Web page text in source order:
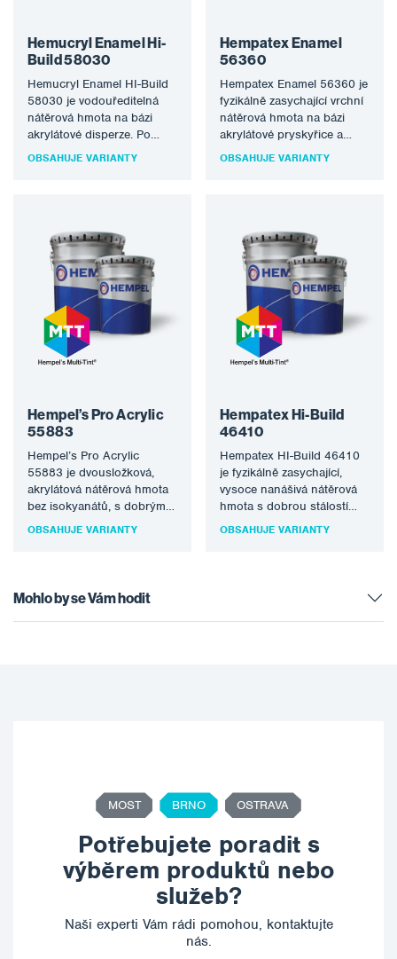
Hemucryl Enamel Hi-
Build 58030
Hemucryl Enamel HI-Build
58030 je vodouředitelná
nátěrová hmota na bázi
akrylátové disperze. Po
zaschnutí tvoří
OBSAHUJE VARIANTY
Hempatex Enamel
56360
Hempatex Enamel 56360 je
fyzikálně zasychající vrchní
nátěrová hmota na bázi
akrylátové pryskyřice a
nechlorovaného
OBSAHUJE VARIANTY
Hempel’s Pro Acrylic
55883
Hempel’s Pro Acrylic
55883 je dvousložková,
akrylátová nátěrová hmota
bez isokyanátů, s dobrým
leskem a barevnou
OBSAHUJE VARIANTY
Hempatex Hi-Build
46410
Hempatex HI-Build 46410
je fyzikálně zasychající,
vysoce nanášivá nátěrová
hmota s dobrou stálostí
odstínu matného vzhledu.
OBSAHUJE VARIANTY
Mohlo by se Vám hodit
MOST BRNO OSTRAVA
Potřebujete poradit s
výběrem produktů nebo
služeb?
Naši experti Vám rádi pomohou, kontaktujte
nás.